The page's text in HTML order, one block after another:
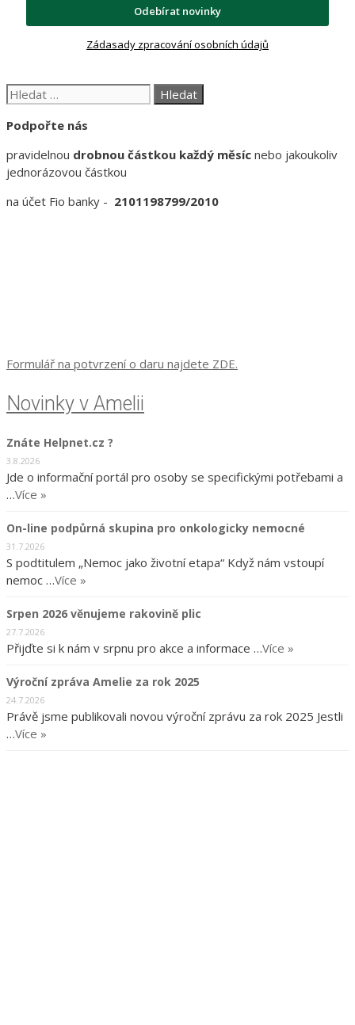
Odebírat novinky
Zádasady zpracování osobních údajů
Hledat:
Podpořte nás
pravidelnou drobnou částkou každý měsíc nebo jakoukoliv
jednorázovou částkou
na účet Fio banky - 2101198799/2010
Formulář na potvrzení o daru najdete ZDE.
Novinky v Amelii
Znáte Helpnet.cz ?
3.8.2026
Jde o informační portál pro osoby se specifickými potřebami a
…Více »
On-line podpůrná skupina pro onkologicky nemocné
31.7.2026
S podtitulem „Nemoc jako životní etapa“ Když nám vstoupí
nemoc …Více »
Srpen 2026 věnujeme rakovině plic
27.7.2026
Přijďte si k nám v srpnu pro akce a informace …Více »
Výroční zpráva Amelie za rok 2025
24.7.2026
Právě jsme publikovali novou výroční zprávu za rok 2025 Jestli
…Více »